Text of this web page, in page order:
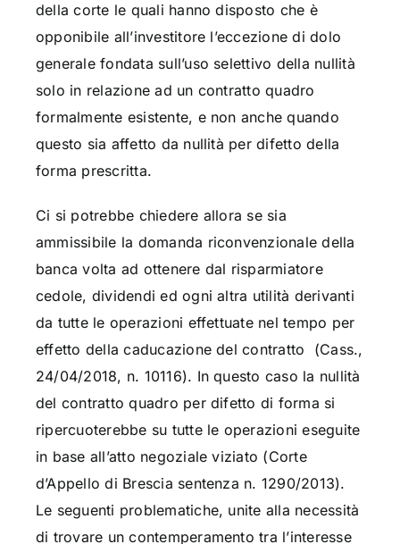
della corte le quali hanno disposto che è
opponibile all’investitore l’eccezione di dolo
generale fondata sull’uso selettivo della nullità
solo in relazione ad un contratto quadro
formalmente esistente, e non anche quando
questo sia affetto da nullità per difetto della
forma prescritta.
Ci si potrebbe chiedere allora se sia
ammissibile la domanda riconvenzionale della
banca volta ad ottenere dal risparmiatore
cedole, dividendi ed ogni altra utilità derivanti
da tutte le operazioni effettuate nel tempo per
effetto della caducazione del contratto (Cass.,
24/04/2018, n. 10116). In questo caso la nullità
del contratto quadro per difetto di forma si
ripercuoterebbe su tutte le operazioni eseguite
in base all’atto negoziale viziato (Corte
d’Appello di Brescia sentenza n. 1290/2013).
Le seguenti problematiche, unite alla necessità
di trovare un contemperamento tra l’interesse